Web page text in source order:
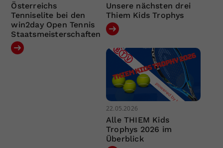
Österreichs
Tenniselite bei den
win2day Open Tennis
Staatsmeisterschaften
Unsere nächsten drei
Thiem Kids Trophys
22.05.2026
Alle THIEM Kids
Trophys 2026 im
Überblick